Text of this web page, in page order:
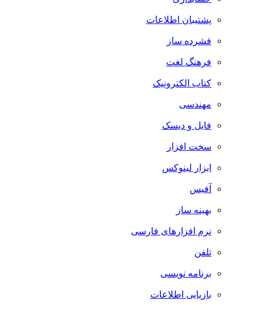
پشتیبان اطلاعات
فشرده ساز
فرهنگ لغت
کتاب الکترونیک
مهندسی
فایل و دیسک
سخت افزار
ابزار لینوکس
آفیس
بهینه ساز
نرم افزارهای فارسی
تلفن
برنامه نویسی
بازیابی اطلاعات